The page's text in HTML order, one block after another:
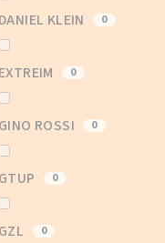
DANIEL KLEIN 0
EXTREIM 0
GINO ROSSI 0
GTUP 0
GZL 0